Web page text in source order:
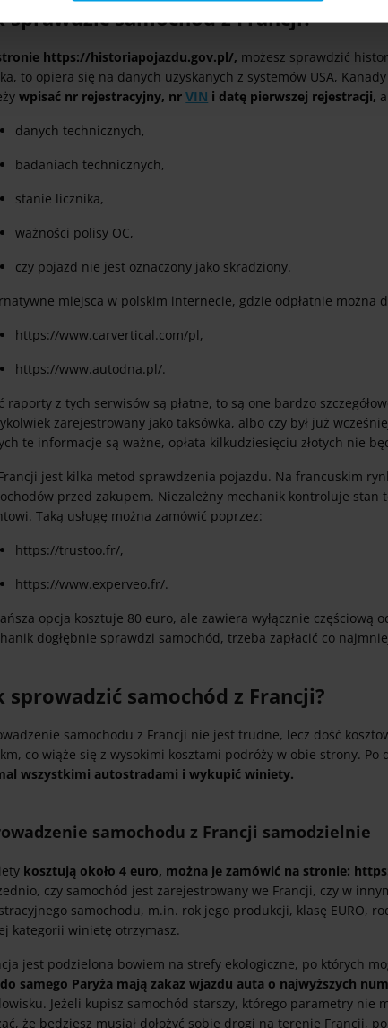
sprawdzić samochód z Francji?
https://historiapojazdu.gov.pl/, możesz sprawdzić
to opiera się na danych uzyskanych z systemów USA,
wpisać nr rejestracyjny, nrVIN i datę pierwszej rejestracji,
danych technicznych,
badaniach technicznych,
stanie licznika,
ważności polisy OC,
czy pojazd nie jest oznaczony jako skradziony.
miejsca w polskim internecie, gdzie odpłatnie można
https://www.carvertical.com/pl,
https://www.autodna.pl/.
raporty z tych serwisów są płatne, to są one bardzo
zarejestrowany jako taksówka, albo czy był już
te informacje są ważne, opłata kilkudziesięciu złotych nie
jest kilka metod sprawdzenia pojazdu. Na francuskim
przed zakupem. Niezależny mechanik kontroluje stan
Taką usługę można zamówić poprzez:
https://trustoo.fr/,
https://www.experveo.fr/.
opcja kosztuje 80 euro, ale zawiera wyłącznie częściową
dogłębnie sprawdzi samochód, trzeba zapłacić co
sprowadzić samochód z Francji?
samochodu z Francji nie jest trudne, lecz dość
co wiąże się z wysokimi kosztami podróży w obie strony. Po
wszystkimi autostradami i wykupić winiety.
samochodu z Francji samodzielnie
kosztują około 4 euro, można je zamówić na stronie:
czy samochód jest zarejestrowany we Francji, czy w
samochodu, m.in. rok jego produkcji, klasę EURO,
kategorii winietę otrzymasz.
jest podzielona bowiem na strefy ekologiczne, po których
do samego Paryża mają zakaz wjazdu auta o najwyższych
Jeżeli kupisz samochód starszy, którego parametry nie
że będziesz musiał dołożyć sobie drogi na terenie Francji,